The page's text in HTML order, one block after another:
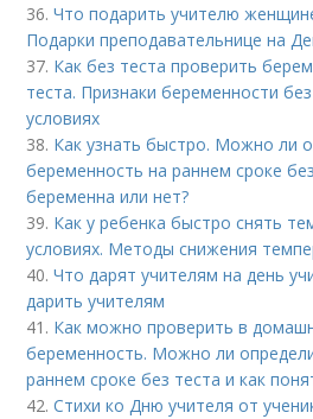
36.Что подарить учителю
Подарки преподавательнице на
37. Как без теста проверить
теста. Признаки беременности
условиях
38. Как узнать быстро. Можно ли
беременность на раннем сроке
беременна или нет?
39. Как у ребенка быстро снять
условиях. Методы снижения
40.Что дарят учителям на день
дарить учителям
41. Как можно проверить в
беременность. Можно ли
раннем сроке без теста и как
42.Стихи ко Дню учителя от